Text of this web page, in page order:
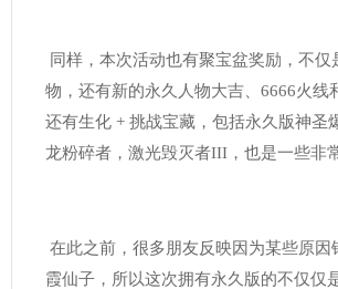
同样，本次活动也有聚宝盆奖励，不仅
物，还有新的永久人物大吉、6666火线
还有生化 + 挑战宝藏，包括永久版神圣
龙粉碎者，激光毁灭者III，也是一些非
在此之前，很多朋友反映因为某些原因
霞仙子，所以这次拥有永久版的不仅仅